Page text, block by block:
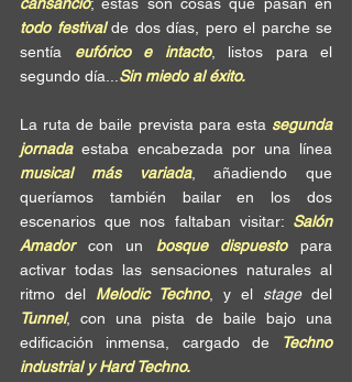
todo festival de dos días, pero el parche se
sentía eufórico e intacto, listos para el
segundo día... Sin miedo al éxito.
La ruta de baile prevista para esta segunda
jornada
musical más variada, añadiendo que
queríamos también bailar en los dos
escenarios que nos faltaban visitar: Salón
Amador con un bosque dispuesto para
activar todas las sensaciones naturales al
ritmo del Melodic Techno, y el stage
Tunnel, con una pista de baile bajo una
edificación inmensa, cargado de
Techno
industrial y Hard Techno.